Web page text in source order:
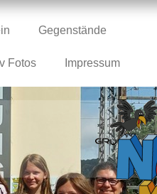
Gegenstände
Fotos Impressum